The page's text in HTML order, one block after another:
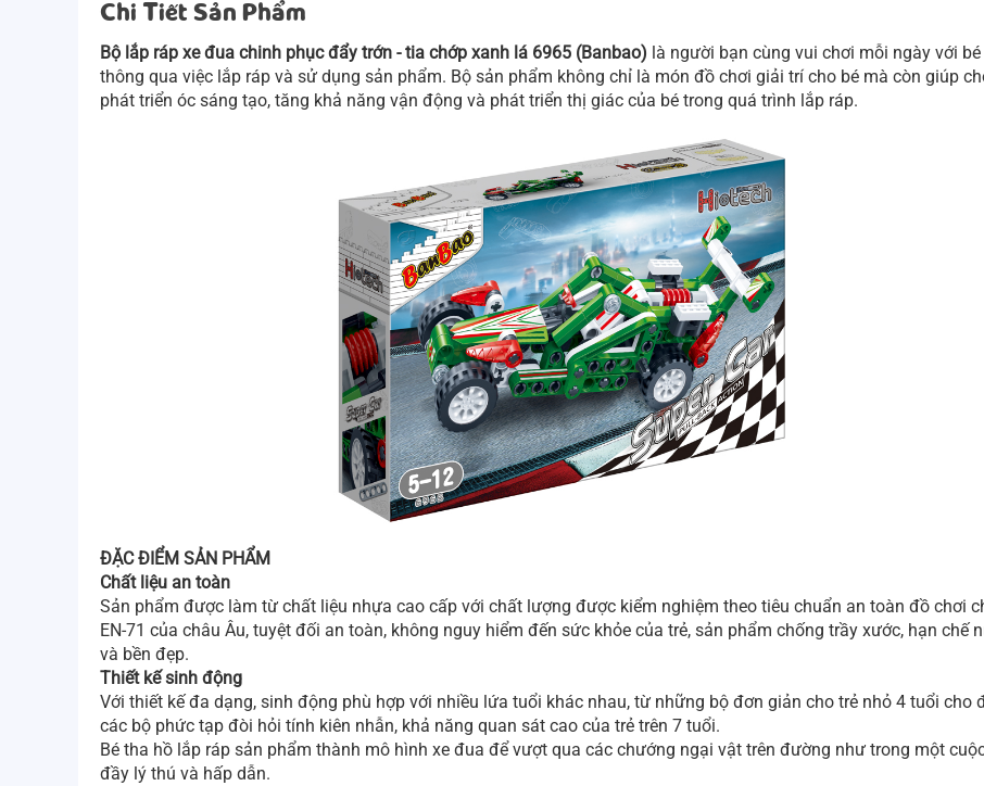
Chi Tiết Sản Phẩm
Bộ lắp ráp xe đua chinh phục đẩy trớn - tia chớp xanh lá 6965 (Banbao) là người bạn cùng vui chơi mỗi ngày với bé
thông qua việc lắp ráp và sử dụng sản phẩm. Bộ sản phẩm không chỉ là món đồ chơi giải trí cho bé mà còn giúp
phát triển óc sáng tạo, tăng khả năng vận động và phát triển thị giác của bé trong quá trình lắp ráp.
ĐẶC ĐIỂM SẢN PHẨM
Chất liệu an toàn
Sản phẩm được làm từ chất liệu nhựa cao cấp với chất lượng được kiểm nghiệm theo tiêu chuẩn an toàn đồ chơi
EN-71 của châu Âu, tuyệt đối an toàn, không nguy hiểm đến sức khỏe của trẻ, sản phẩm chống trầy xước, hạn chế
và bền đẹp.
Thiết kế sinh động
Với thiết kế đa dạng, sinh động phù hợp với nhiều lứa tuổi khác nhau, từ những bộ đơn giản cho trẻ nhỏ 4 tuổi cho
các bộ phức tạp đòi hỏi tính kiên nhẫn, khả năng quan sát cao của trẻ trên 7 tuổi.
Bé tha hồ lắp ráp sản phẩm thành mô hình xe đua để vượt qua các chướng ngại vật trên đường như trong một
đầy lý thú và hấp dẫn.